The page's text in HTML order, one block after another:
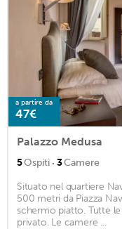
a partire da
47€
Palazzo Medusa
5Ospiti · 3Camere
Situato nel quartiere
500 metri da Piazza
schermo piatto. Tutte
privato. Le camere ...